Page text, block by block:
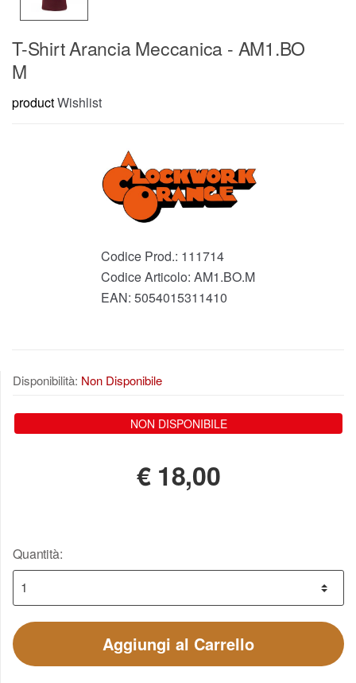
T-Shirt Arancia Meccanica - AM1.BO
M
productWishlist
Codice Prod.: 111714
Codice Articolo: AM1.BO.M
EAN: 5054015311410
Disponibilità: Non Disponibile
NON DISPONIBILE
€ 18,00
Quantità:
Aggiungi al Carrello